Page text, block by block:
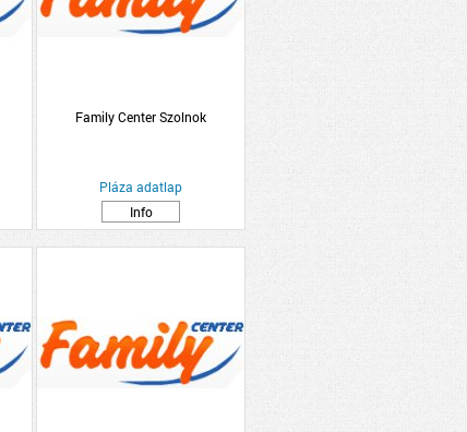
Family Center Szolnok
Pláza adatlap
Info